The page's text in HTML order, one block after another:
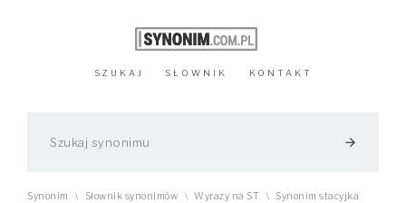
SZUKAJ SŁOWNIK KONTAKT
arrow_forward
Synonim \ Słownik synonimów \ Wyrazy na ST \ Synonim stacyjka